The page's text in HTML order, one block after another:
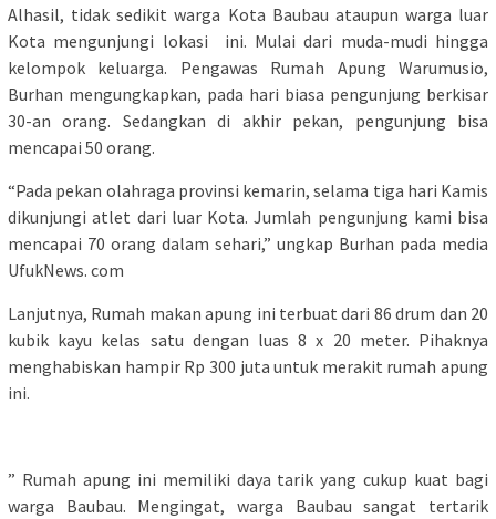
Alhasil, tidak sedikit warga Kota Baubau ataupun warga luar
Kota mengunjungi lokasi ini. Mulai dari muda-mudi hingga
kelompok keluarga. Pengawas Rumah Apung Warumusio,
Burhan mengungkapkan, pada hari biasa pengunjung berkisar
30-an orang. Sedangkan di akhir pekan, pengunjung bisa
mencapai 50 orang.
“Pada pekan olahraga provinsi kemarin, selama tiga hari Kamis
dikunjungi atlet dari luar Kota. Jumlah pengunjung kami bisa
mencapai 70 orang dalam sehari,” ungkap Burhan pada media
UfukNews. com
Lanjutnya, Rumah makan apung ini terbuat dari 86 drum dan 20
kubik kayu kelas satu dengan luas 8 x 20 meter. Pihaknya
menghabiskan hampir Rp 300 juta untuk merakit rumah apung
ini.
” Rumah apung ini memiliki daya tarik yang cukup kuat bagi
warga Baubau. Mengingat, warga Baubau sangat tertarik